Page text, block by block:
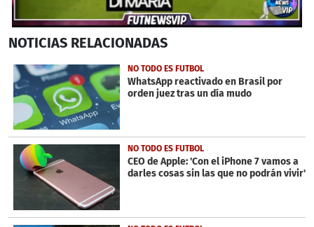
seconds
1
minute,
39
seconds
NOTICIAS RELACIONADAS
NO TODO ES FUTBOL
WhatsApp reactivado en Brasil por
orden juez tras un día mudo
NO TODO ES FUTBOL
CEO de Apple: 'Con el iPhone 7 vamos a
darles cosas sin las que no podrán vivir'